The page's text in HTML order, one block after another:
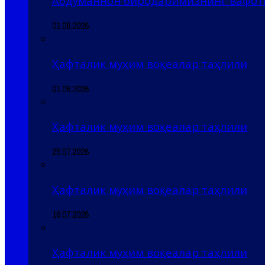
01.08.2026
Ҳафталик муҳим воқеалар таҳлили
01.08.2026
Ҳафталик муҳим воқеалар таҳлили
25.07.2026
Ҳафталик муҳим воқеалар таҳлили
18.07.2026
Ҳафталик муҳим воқеалар таҳлили